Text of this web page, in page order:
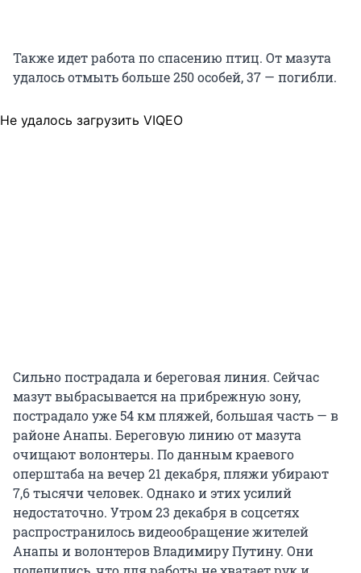
Также идет работа по спасению птиц. От мазута
удалось отмыть больше 250 особей, 37 — погибли.
Не удалось загрузить VIQEO
Сильно пострадала и береговая линия. Сейчас
мазут выбрасывается на прибрежную зону,
пострадало уже 54 км пляжей, большая часть — в
районе Анапы. Береговую линию от мазута
очищают волонтеры. По данным краевого
оперштаба на вечер 21 декабря, пляжи убирают
7,6 тысячи человек. Однако и этих усилий
недостаточно. Утром 23 декабря в соцсетях
распространилось видеообращение жителей
Анапы и волонтеров Владимиру Путину. Они